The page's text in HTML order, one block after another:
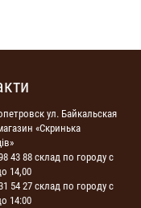
ул. Байкальская
«Скринька
43 88 склад по городу с
14,00
54 27 склад по городу с
14:00